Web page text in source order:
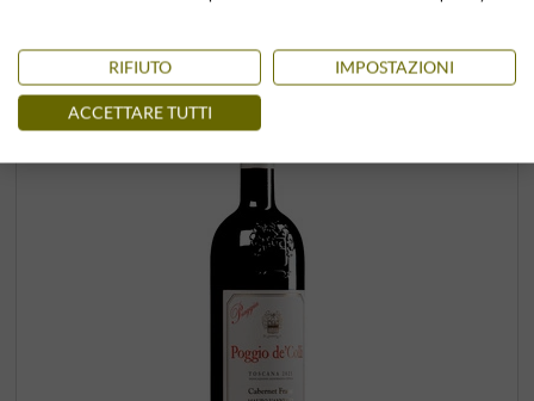
RIFIUTO IMPOSTAZIONI
ACCETTARE TUTTI